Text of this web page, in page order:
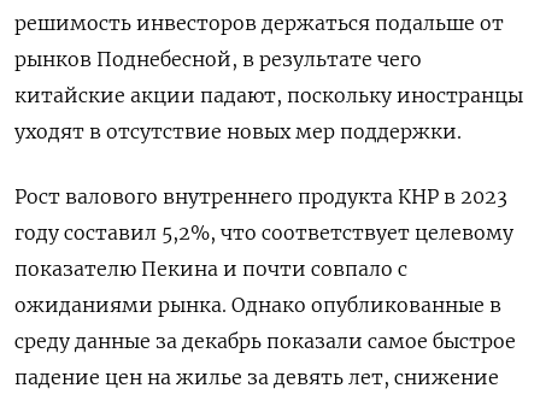
решимость инвесторов держаться подальше от
рынков Поднебесной, в результате чего
китайские акции падают, поскольку иностранцы
уходят в отсутствие новых мер поддержки.
Рост валового внутреннего продукта КНР в 2023
году составил 5,2%, что соответствует целевому
показателю Пекина и почти совпало с
ожиданиями рынка. Однако опубликованные в
среду данные за декабрь показали самое быстрое
падение цен на жилье за девять лет, снижение